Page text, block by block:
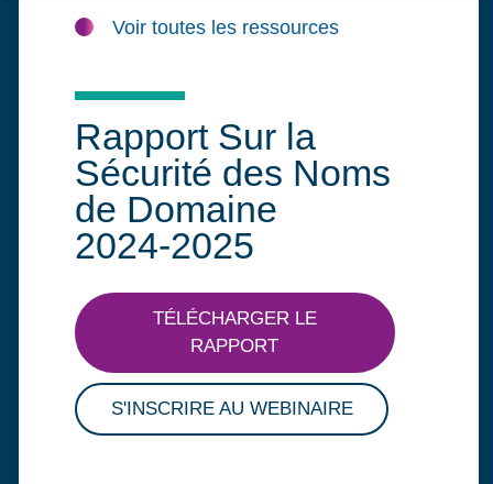
Voir toutes les ressources
Rapport Sur la
Sécurité des Noms
de Domaine
2024-2025
TÉLÉCHARGER LE
RAPPORT
S'INSCRIRE AU WEBINAIRE